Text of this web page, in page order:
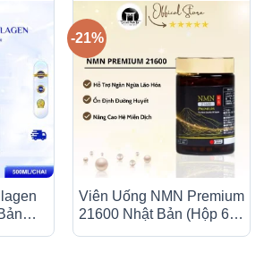
-21%
Viên Uống NMN Premium
21600 Nhật Bản (Hộp 60